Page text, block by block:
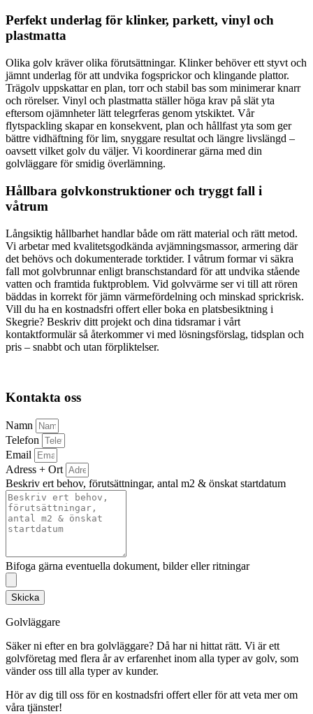
Perfekt underlag för klinker, parkett, vinyl och
plastmatta
Olika golv kräver olika förutsättningar. Klinker behöver ett styvt och
jämnt underlag för att undvika fogsprickor och klingande plattor.
Trägolv uppskattar en plan, torr och stabil bas som minimerar knarr
och rörelser. Vinyl och plastmatta ställer höga krav på slät yta
eftersom ojämnheter lätt telegrferas genom ytskiktet. Vår
flytspackling skapar en konsekvent, plan och hållfast yta som ger
bättre vidhäftning för lim, snyggare resultat och längre livslängd –
oavsett vilket golv du väljer. Vi koordinerar gärna med din
golvläggare för smidig överlämning.
Hållbara golvkonstruktioner och tryggt fall i
våtrum
Långsiktig hållbarhet handlar både om rätt material och rätt metod.
Vi arbetar med kvalitetsgodkända avjämningsmassor, armering där
det behövs och dokumenterade torktider. I våtrum formar vi säkra
fall mot golvbrunnar enligt branschstandard för att undvika stående
vatten och framtida fuktproblem. Vid golvvärme ser vi till att rören
bäddas in korrekt för jämn värmefördelning och minskad sprickrisk.
Vill du ha en kostnadsfri offert eller boka en platsbesiktning i
Skegrie? Beskriv ditt projekt och dina tidsramar i vårt
kontaktformulär så återkommer vi med lösningsförslag, tidsplan och
pris – snabbt och utan förpliktelser.
Kontakta oss
Namn
Telefon
Email
Adress + Ort
Beskriv ert behov, förutsättningar, antal m2 & önskat startdatum
Bifoga gärna eventuella dokument, bilder eller ritningar
Skicka
Golvläggare
Säker ni efter en bra golvläggare? Då har ni hittat rätt. Vi är ett
golvföretag med flera år av erfarenhet inom alla typer av golv, som
vänder oss till alla typer av kunder.
Hör av dig till oss för en kostnadsfri offert eller för att veta mer om
våra tjänster!